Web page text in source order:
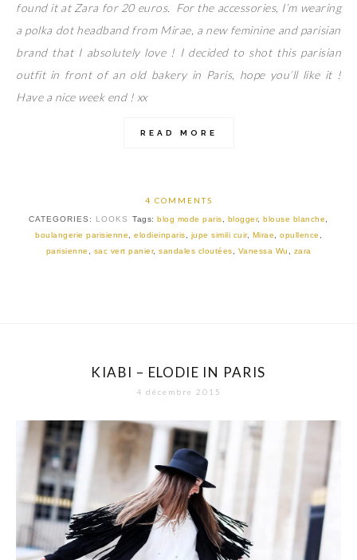
found it at Zara for 20 euros. For the accessories, I’m wearing
a polka dot headband from Mirae, a new feminine and parisian
brand that I absolutely love ! I decided to shot this parisian
outfit in front of an old bakery in Paris, hope you’ll like it !
Have a nice week end ! xx
READ MORE
4 COMMENTS
CATEGORIES: LOOKS Tags: blog mode paris, blogger, blouse blanche,
boulangerie parisienne, elodieinparis, jupe simili cuir, Mirae, opullence ,
parisienne , sac vert panier, sandales cloutées, Vanessa Wu , zara
KIABI – ELODIE IN PARIS
4 décembre 2015